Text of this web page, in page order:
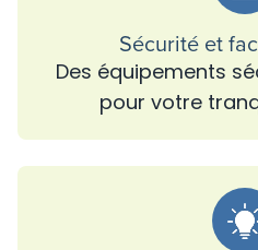
Sécurité et
Des équipements
pour votre